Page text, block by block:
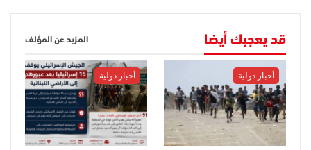
قد يعجبك أيضا المزيد عن المؤلف
أخبار دولية أخبار دولية